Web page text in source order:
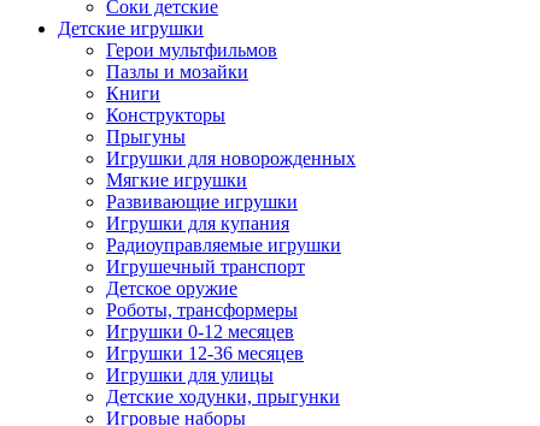
Соки детские
Детские игрушки
Герои мультфильмов
Пазлы и мозайки
Книги
Конструкторы
Прыгуны
Игрушки для новорожденных
Мягкие игрушки
Развивающие игрушки
Игрушки для купания
Радиоуправляемые игрушки
Игрушечный транспорт
Детское оружие
Роботы, трансформеры
Игрушки 0-12 месяцев
Игрушки 12-36 месяцев
Игрушки для улицы
Детские ходунки, прыгунки
Игровые наборы